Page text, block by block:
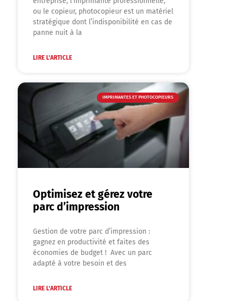
ou le copieur, photocopieur est un matériel
stratégique dont l’indisponibilité en cas de
panne nuit à la
LIRE L'ARTICLE
IMPRIMANTES ET PHOTOCOPIEURS
Optimisez et gérez votre
parc d’impression
Gestion de votre parc d’impression :
gagnez en productivité et faites des
économies de budget ! Avec un parc
adapté à votre besoin et des
LIRE L'ARTICLE